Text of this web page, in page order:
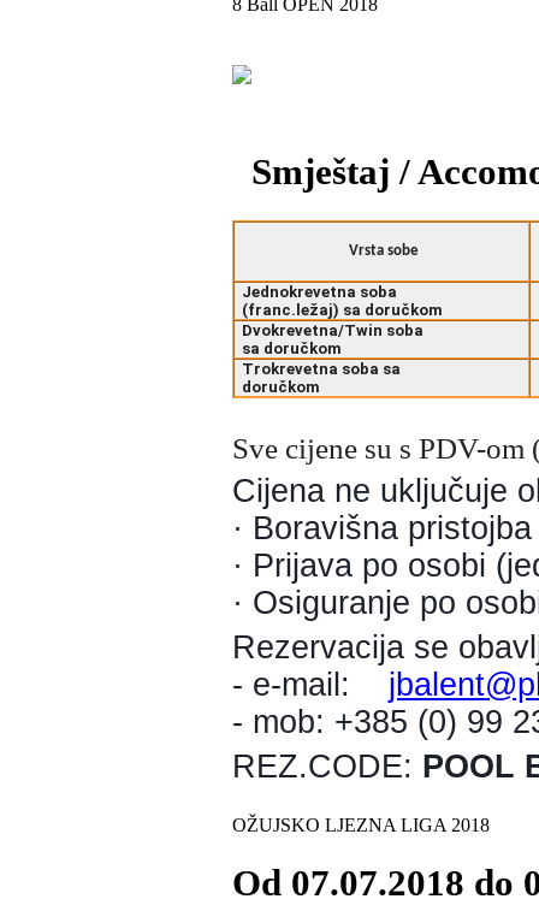
8 Ball OPEN 2018
Smještaj /
Vrsta sobe
Jednokrevetna soba
(franc.ležaj) sa doručkom
Dvokrevetna/Twin soba
sa doručkom
Trokrevetna soba sa
doručkom
Sve cijene su s PDV-om
Cijena ne uključuje
· Boravišna
· Prijava po osobi
· Osiguranje po
Rezervacija se
- e-mail:
- mob: +385 (0) 99
REZ.CODE: POOL
OŽUJSKO LJEZNA LIGA 2018
Od 07.07.2018 do